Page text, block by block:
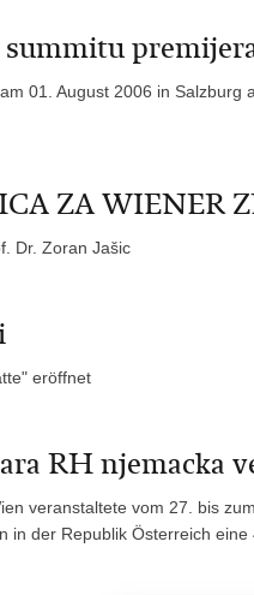
summitu
01. August 2006 in Salzburg
ZA WIENER
Dr. Zoran Jašic
eröffnet
RH njemacka
veranstaltete vom 27. bis
in der Republik Österreich